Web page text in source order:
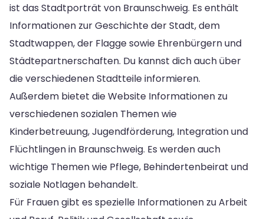
ist das Stadtporträt von Braunschweig. Es enthält
Informationen zur Geschichte der Stadt, dem
Stadtwappen, der Flagge sowie Ehrenbürgern und
Städtepartnerschaften. Du kannst dich auch über
die verschiedenen Stadtteile informieren.
Außerdem bietet die Website Informationen zu
verschiedenen sozialen Themen wie
Kinderbetreuung, Jugendförderung, Integration und
Flüchtlingen in Braunschweig. Es werden auch
wichtige Themen wie Pflege, Behindertenbeirat und
soziale Notlagen behandelt.
Für Frauen gibt es spezielle Informationen zu Arbeit